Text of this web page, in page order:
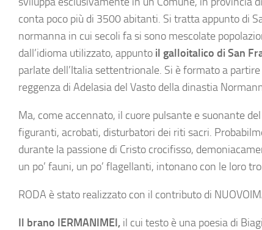
conta poco più di 3500 abitanti. Si tratta appunto di
normanna in cui secoli fa si sono mescolate
dall’idioma utilizzato, appunto il galloitalico di San
parlate dell’Italia settentrionale. Si è formato a
reggenza di Adelasia del Vasto della dinastia
Ma, come accennato, il cuore pulsante e suonante
figuranti, acrobati, disturbatori dei riti sacri.
durante la passione di Cristo crocifisso,
un po’ fauni, un po’ flagellanti, intonano con le loro
RODA è stato realizzato con il contributo di
Il brano IERMANIMEI, il cui testo è una poesia di